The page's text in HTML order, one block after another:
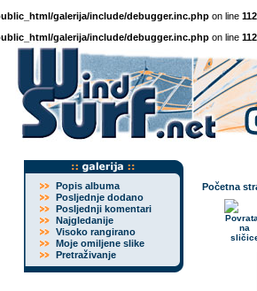
galerija/include/debugger.inc.php on line 112
galerija/include/debugger.inc.php on line 112
Popis albuma
Posljednje dodano
Posljednji komentari
Najgledanije
Visoko rangirano
Moje omiljene slike
Pretraživanje
Početna